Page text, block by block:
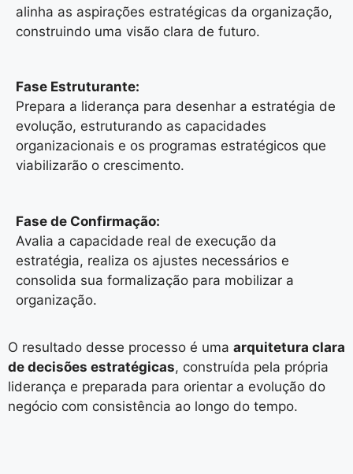
alinha as aspirações estratégicas da organização,
construindo uma visão clara de futuro.
Fase Estruturante:
Prepara a liderança para desenhar a estratégia de
evolução, estruturando as capacidades
organizacionais e os programas estratégicos que
viabilizarão o crescimento.
Fase de Confirmação:
Avalia a capacidade real de execução da
estratégia, realiza os ajustes necessários e
consolida sua formalização para mobilizar a
organização.
O resultado desse processo é uma arquitetura clara
de decisões estratégicas, construída pela própria
liderança e preparada para orientar a evolução do
negócio com consistência ao longo do tempo.